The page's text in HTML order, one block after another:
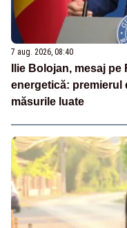
7 aug. 2026, 08:40
Ilie Bolojan, mesaj
energetică: premierul
măsurile luate